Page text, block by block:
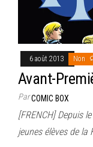
6 août 2013 Non
Avant-
ParCOMIC BOX
[FRENCH] Depuis
jeunes élèves de